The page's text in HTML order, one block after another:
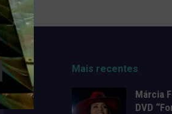
Mais recentes
Márcia
DVD